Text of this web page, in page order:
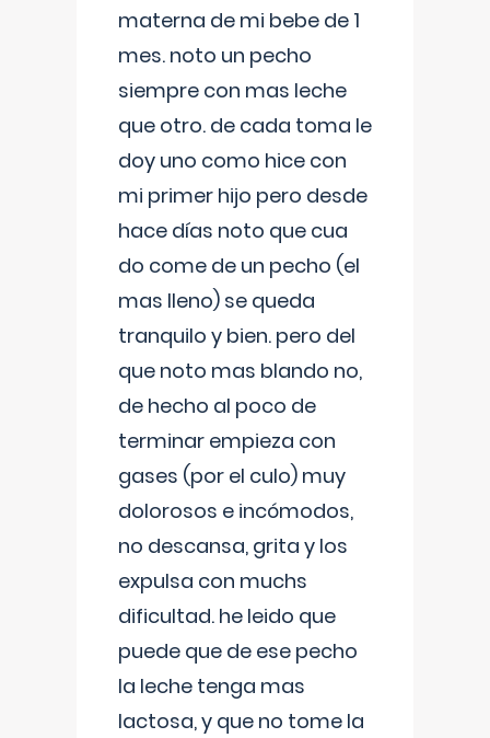
materna de mi bebe de 1
mes. noto un pecho
siempre con mas leche
que otro. de cada toma le
doy uno como hice con
mi primer hijo pero desde
hace días noto que cua
do come de un pecho (el
mas lleno) se queda
tranquilo y bien. pero del
que noto mas blando no,
de hecho al poco de
terminar empieza con
gases (por el culo) muy
dolorosos e incómodos,
no descansa, grita y los
expulsa con muchs
dificultad. he leido que
puede que de ese pecho
la leche tenga mas
lactosa, y que no tome la